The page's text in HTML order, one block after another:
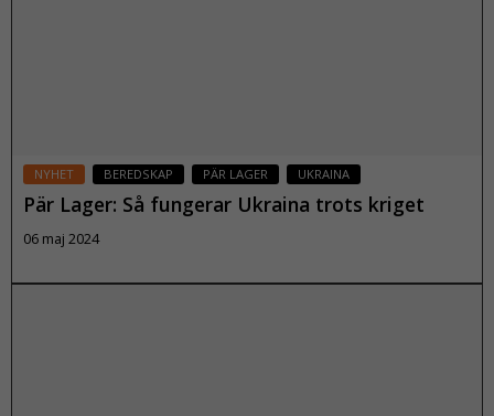
NYHET BEREDSKAP PÄR LAGER UKRAINA
Pär Lager: Så fungerar Ukraina trots kriget
06 maj 2024